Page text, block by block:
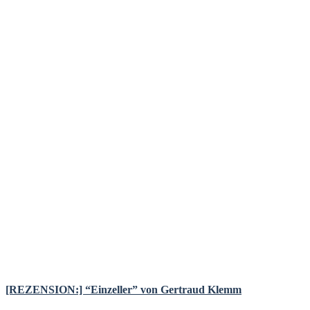
[REZENSION:] “Einzeller” von Gertraud Klemm